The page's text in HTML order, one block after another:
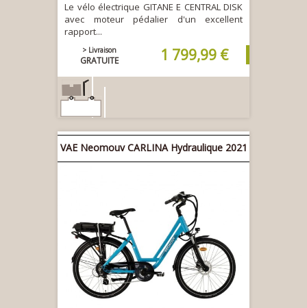
Le vélo électrique GITANE E CENTRAL DISK
avec moteur pédalier d'un excellent
rapport...
> Livraison
GRATUITE 1 799,99 €
80 km
VAE Neomouv CARLINA Hydraulique 2021